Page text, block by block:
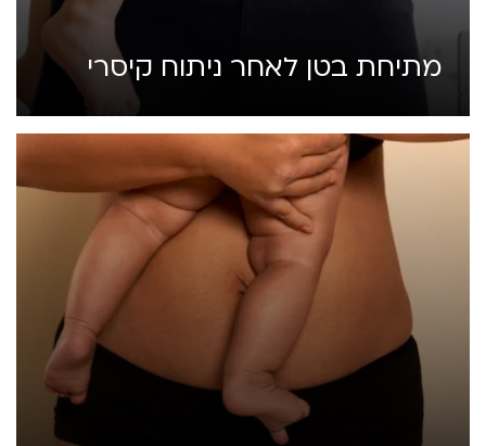
מתיחת בטן לאחר ניתוח קיסרי